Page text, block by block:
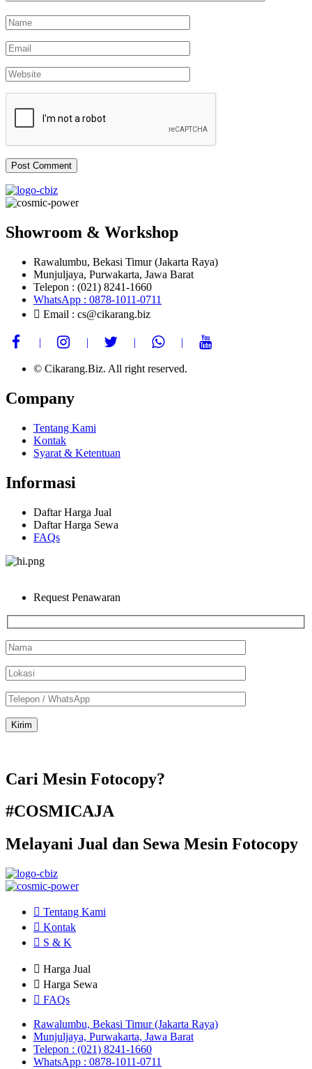
Showroom & Workshop
Rawalumbu, Bekasi Timur (Jakarta Raya)
Munjuljaya, Purwakarta, Jawa Barat
Telepon : (021) 8241-1660
WhatsApp : 0878-1011-0711
Email : cs@cikarang.biz
© Cikarang.Biz. All right reserved.
Company
Tentang Kami
Kontak
Syarat & Ketentuan
Informasi
Daftar Harga Jual
Daftar Harga Sewa
FAQs
Request Penawaran
Cari Mesin Fotocopy?
#COSMICAJA
Melayani Jual dan Sewa Mesin Fotocopy
Tentang Kami
Kontak
S & K
Harga Jual
Harga Sewa
FAQs
Rawalumbu, Bekasi Timur (Jakarta Raya)
Munjuljaya, Purwakarta, Jawa Barat
Telepon : (021) 8241-1660
WhatsApp : 0878-1011-0711